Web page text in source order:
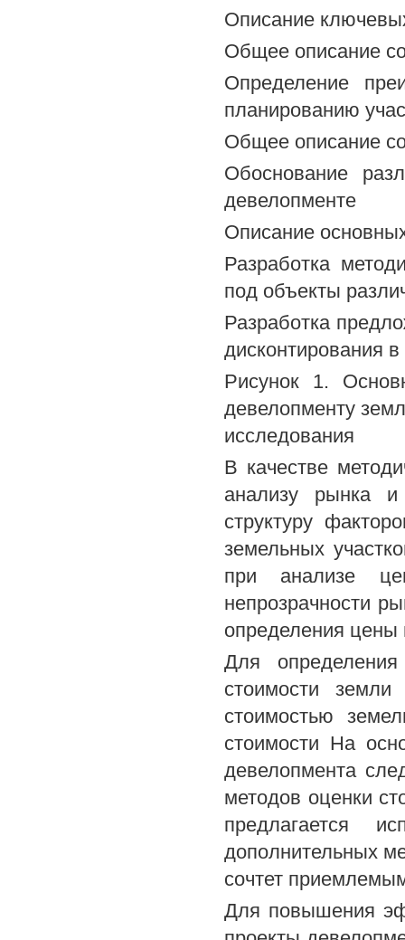
Описание
Общее описание
Определение
планированию
Общее описание
Обоснование
девелопменте
Описание
Разработка
под объекты
Разработка
дисконтирования
Рисунок 1.
девелопменту
исследования
В качестве
анализу рынка и
структуру
земельных
при анализе
непрозрачности
определения цены
Для
стоимости
стоимостью
стоимости На
девелопмента
методов оценки
предлагается
дополнительных
сочтет
Для повышения